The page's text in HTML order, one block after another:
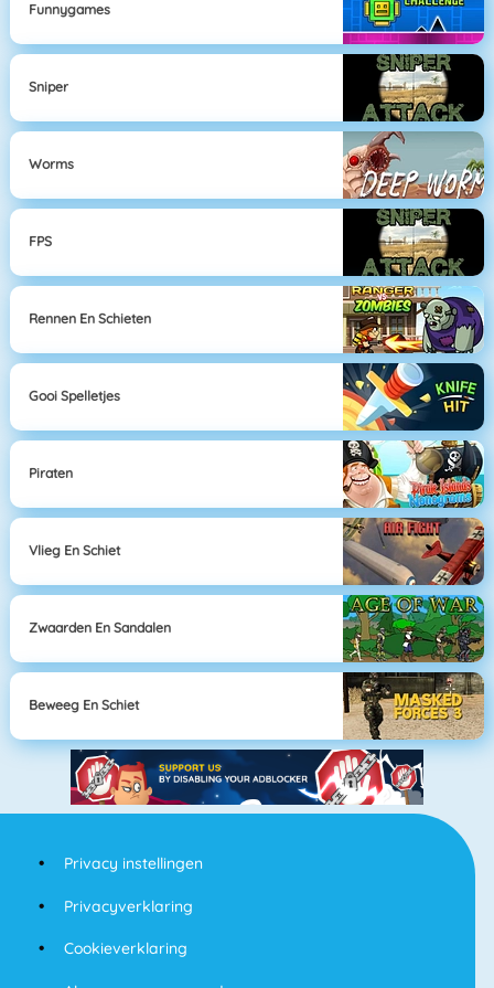
Funnygames
Sniper
Worms
FPS
Rennen En Schieten
Gooi Spelletjes
Piraten
Vlieg En Schiet
Zwaarden En Sandalen
Beweeg En Schiet
Privacy instellingen
Privacyverklaring
Cookieverklaring